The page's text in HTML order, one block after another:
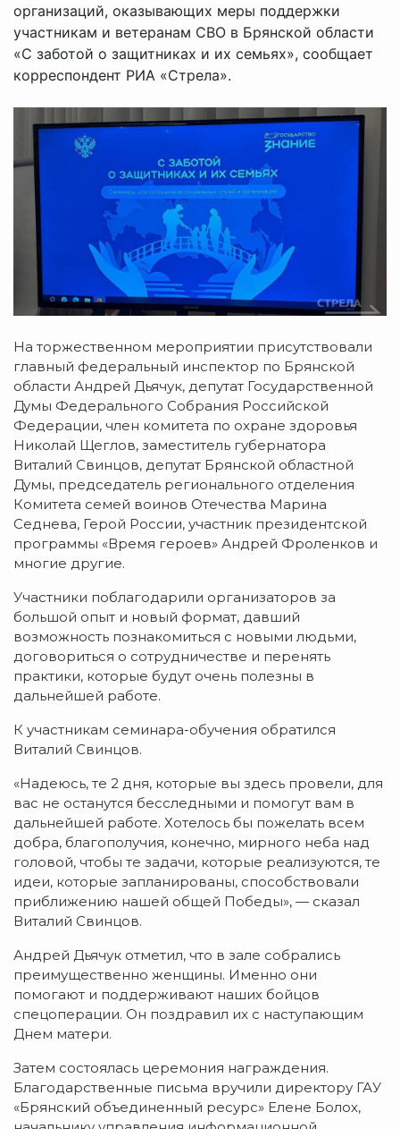
организаций, оказывающих меры поддержки
участникам и ветеранам СВО в Брянской области
«С заботой о защитниках и их семьях», сообщает
корреспондент РИА «Стрела».
На торжественном мероприятии присутствовали
главный федеральный инспектор по Брянской
области Андрей Дьячук, депутат Государственной
Думы Федерального Собрания Российской
Федерации, член комитета по охране здоровья
Николай Щеглов, заместитель губернатора
Виталий Свинцов, депутат Брянской областной
Думы, председатель регионального отделения
Комитета семей воинов Отечества Марина
Седнева, Герой России, участник президентской
программы «Время героев» Андрей Фроленков и
многие другие.
Участники поблагодарили организаторов за
большой опыт и новый формат, давший
возможность познакомиться с новыми людьми,
договориться о сотрудничестве и перенять
практики, которые будут очень полезны в
дальнейшей работе.
К участникам семинара-обучения обратился
Виталий Свинцов.
«Надеюсь, те 2 дня, которые вы здесь провели, для
вас не останутся бесследными и помогут вам в
дальнейшей работе. Хотелось бы пожелать всем
добра, благополучия, конечно, мирного неба над
головой, чтобы те задачи, которые реализуются, те
идеи, которые запланированы, способствовали
приближению нашей общей Победы», — сказал
Виталий Свинцов.
Андрей Дьячук отметил, что в зале собрались
преимущественно женщины. Именно они
помогают и поддерживают наших бойцов
спецоперации. Он поздравил их с наступающим
Днем матери.
Затем состоялась церемония награждения.
Благодарственные письма вручили директору ГАУ
«Брянский объединенный ресурс» Елене Болох,